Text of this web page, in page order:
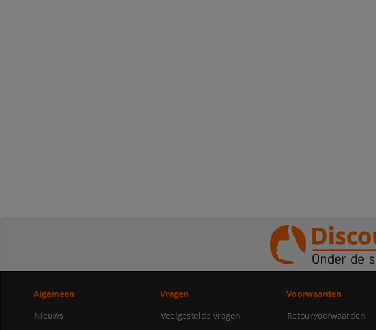
Algemeen
Nieuws
Vragen
Veelgestelde vragen
Voorwaarden
Retourvoorwaarden